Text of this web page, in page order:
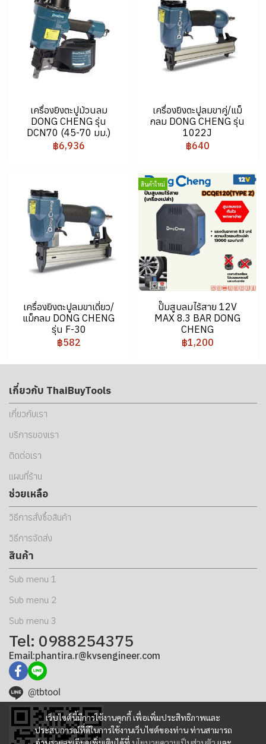
เครื่องยิงตะปูม้วนลม
DONG CHENG รุ่น
DCN70 (45-70 มม.)
฿6,936
เครื่องยิงตะปูลมขาคู่/แม็
กลม DONG CHENG รุ่น
1022J
฿640
เครื่องยิงตะปูลมขาเดี่ยว/
แม็กลม DONG CHENG
รุ่น F-30
฿582
สินค้าใหม่
ปั๊มสูบลมไร้สาย 12V
MAX 8.3 BAR DONG
CHENG
฿1,200
เว็บไซต์นี้มีการใช้งานคุกกี้ เพื่อเพิ่มประสิทธิภาพและ
ประสบการณ์ที่ดีในการใช้งานเว็บไซต์ของท่าน ท่านสามารถ
เกี่ยวกับ ThaiBuyTools
เกี่ยวกับเรา
บริการของเรา
ติดต่อเรา
แผนที่ร้าน
ช่วยเหลือ
วิธีการสั่งซื้อสินค้า
วิธีการจัดส่ง
สินค้า
Sub menu 1
Sub menu 2
Sub menu 3
Tel: 0988254375
Email:phantira.r@kvsengineer.com
@tbtool